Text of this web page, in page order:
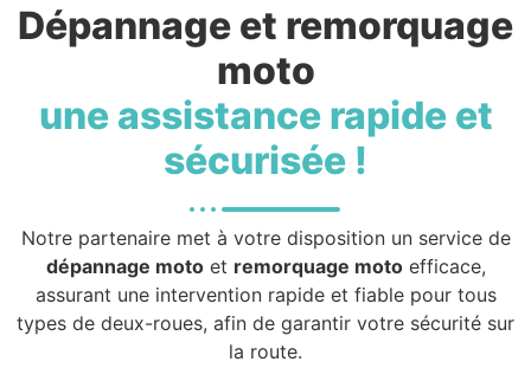
Dépannage et remorquage
moto
une assistance rapide et
sécurisée !
Notre partenaire met à votre disposition un service de
dépannage motoet remorquage motoefficace,
assurant une intervention rapide et fiable pour tous
types de deux-roues, afin de garantir votre sécurité sur
la route.